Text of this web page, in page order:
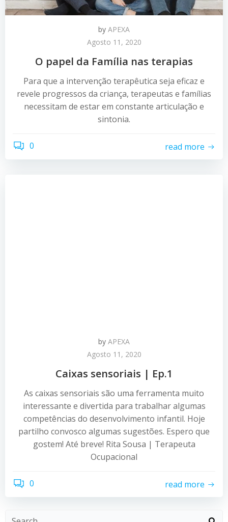
by APEXA
Agosto 11, 2020
O papel da Família nas terapias
Para que a intervenção terapêutica seja eficaz e
revele progressos da criança, terapeutas e famílias
necessitam de estar em constante articulação e
sintonia.
0 read more
by APEXA
Agosto 11, 2020
Caixas sensoriais | Ep.1
As caixas sensoriais são uma ferramenta muito
interessante e divertida para trabalhar algumas
competências do desenvolvimento infantil. Hoje
partilho convosco algumas sugestões. Espero que
gostem! Até breve! Rita Sousa | Terapeuta
Ocupacional
0 read more